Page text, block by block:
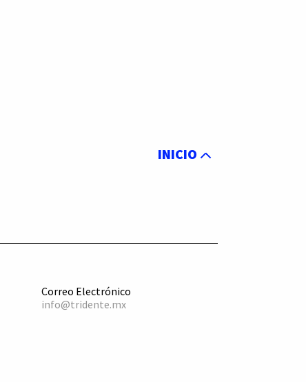
INICIO
Correo Electrónico
info@tridente.mx